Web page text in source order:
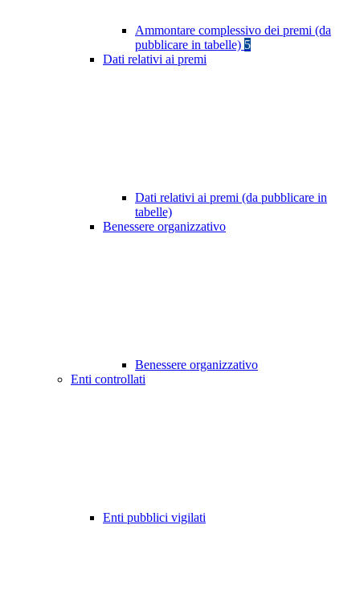
Ammontare complessivo dei premi (da
pubblicare in tabelle) 5
Dati relativi ai premi
Dati relativi ai premi (da pubblicare in
tabelle)
Benessere organizzativo
Benessere organizzativo
Enti controllati
Enti pubblici vigilati